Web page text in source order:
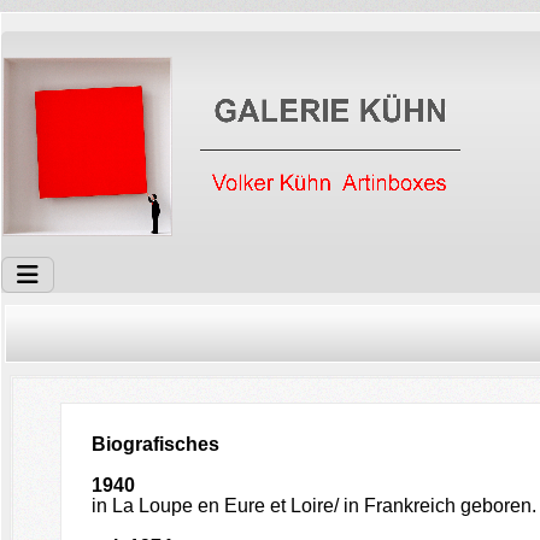
Biografisches
1940
in La Loupe en Eure et Loire/ in Frankreich geboren.